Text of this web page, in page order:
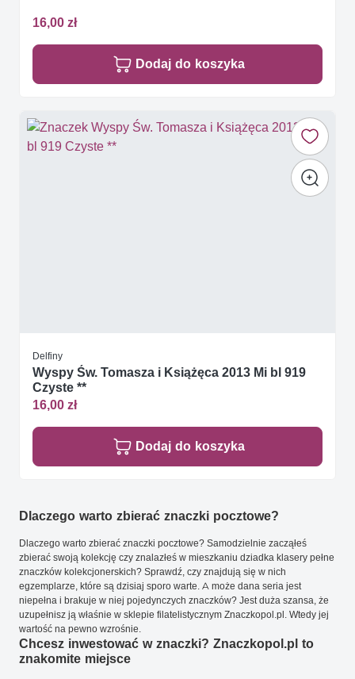
16,00 zł
Dodaj do koszyka
Delfiny
Wyspy Św. Tomasza i Książęca 2013 Mi bl 919
Czyste **
16,00 zł
Dodaj do koszyka
Dlaczego warto zbierać znaczki pocztowe?
Dlaczego warto zbierać znaczki pocztowe? Samodzielnie zacząłeś
zbierać swoją kolekcję czy znalazłeś w mieszkaniu dziadka klasery pełne
znaczków kolekcjonerskich? Sprawdź, czy znajdują się w nich
egzemplarze, które są dzisiaj sporo warte. A może dana seria jest
niepełna i brakuje w niej pojedynczych znaczków? Jest duża szansa, że
uzupełnisz ją właśnie w sklepie filatelistycznym Znaczkopol.pl. Wtedy jej
wartość na pewno wzrośnie.
Chcesz inwestować w znaczki? Znaczkopol.pl to
znakomite miejsce